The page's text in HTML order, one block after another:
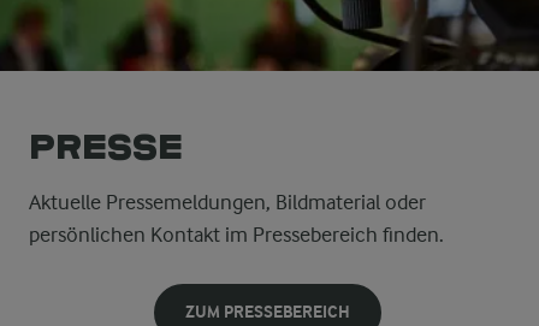
Presse
Aktuelle Pressemeldungen, Bildmaterial oder
persönlichen Kontakt im Pressebereich finden.
ZUM PRESSEBEREICH